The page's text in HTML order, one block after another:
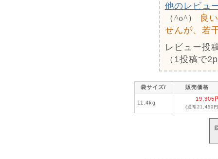
他のレビュ
（^o^）
良
せんが、若
レビュー投
（1投稿で
袋サイズ/ 販売価格
11.4kg
19,305
(通常21,450